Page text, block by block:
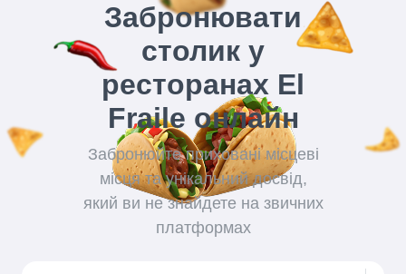
Забронювати
столик у
ресторанах El
Fraile онлайн
Забронюйте приховані місцеві
місця та унікальний досвід,
який ви не знайдете на звичних
платформах